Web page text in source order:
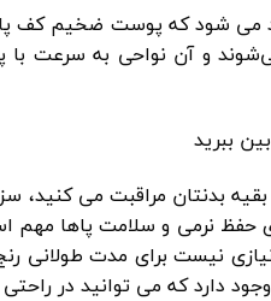
می شود که پوست ضخیم کف
و آن نواحی به سرعت
ببرید
بدنتان مراقبت می کنید،
حفظ نرمی و سلامت پاها
نیست برای مدت طولانی
دارد که می توانید در